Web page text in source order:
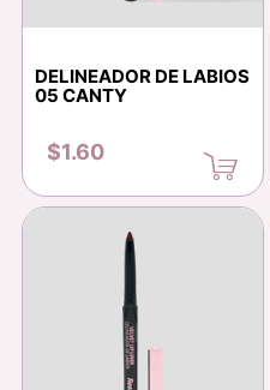
DELINEADOR DE LABIOS
05 CANTY
$1.60